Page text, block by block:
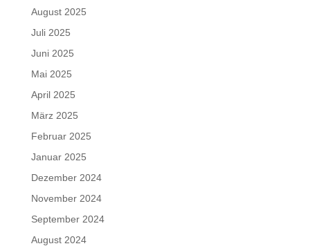
August 2025
Juli 2025
Juni 2025
Mai 2025
April 2025
März 2025
Februar 2025
Januar 2025
Dezember 2024
November 2024
September 2024
August 2024